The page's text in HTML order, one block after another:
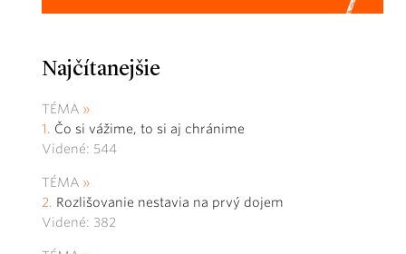
Najčítanejšie
TÉMA
Čo si vážime, to si aj chránime
Videné: 544
TÉMA
Rozlišovanie nestavia na prvý dojem
Videné: 382